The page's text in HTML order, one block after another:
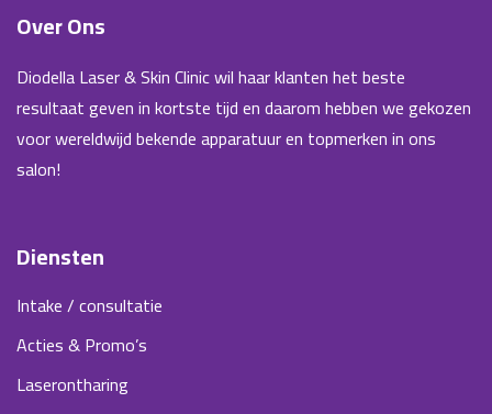
Over Ons
Diodella Laser & Skin Clinic wil haar klanten het beste
resultaat geven in kortste tijd en daarom hebben we gekozen
voor wereldwijd bekende apparatuur en topmerken in ons
salon!
Diensten
Intake / consultatie
Acties & Promo’s
Laserontharing